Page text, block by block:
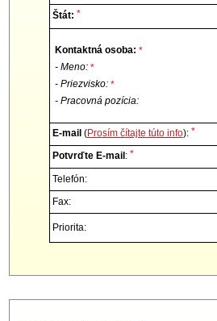
Štát: *
Kontaktná osoba: *
- Meno: *
- Priezvisko: *
- Pracovná pozícia:
E-mail (Prosím čítajte túto info): *
Potvrďte E-mail : *
Telefón:
Fax:
Priorita: